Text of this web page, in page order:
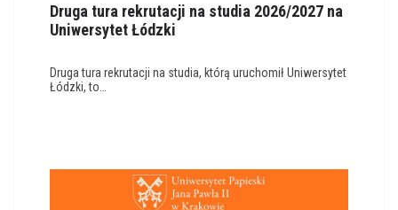
Druga tura rekrutacji na studia 2026/2027 na
Uniwersytet Łódzki
Druga tura rekrutacji na studia, którą uruchomił Uniwersytet
Łódzki, to…